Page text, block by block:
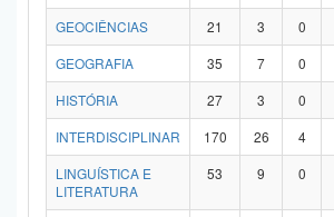
GEOCIÊNCIAS
21 3 0
GEOGRAFIA
35 7 0
HISTÓRIA
27 3 0
INTERDISCIPLINAR
170 26 4
LINGUÍSTICA E
LITERATURA
53 9 0